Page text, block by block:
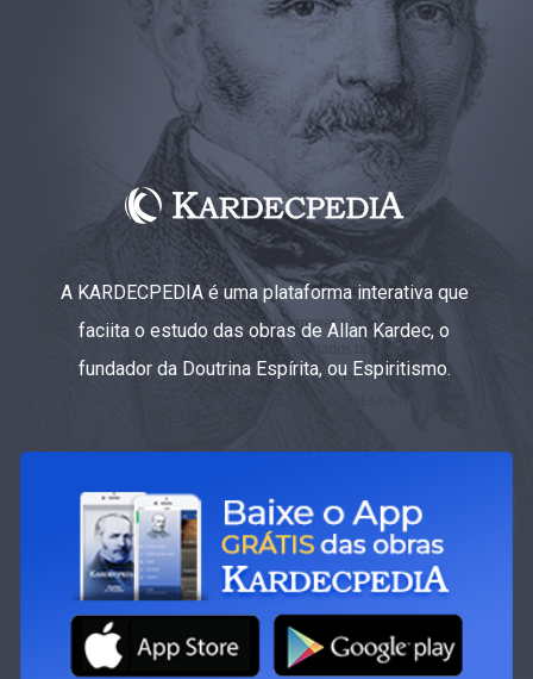
A KARDECPEDIA é uma plataforma interativa que
faciita o estudo das obras de Allan Kardec, o
fundador da Doutrina Espírita, ou Espiritismo.